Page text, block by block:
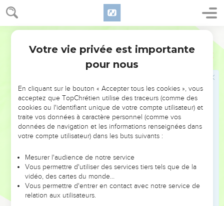
Josué 4
hors du Jourdain.
Et il arriva que comme les sacrificateurs qui portaient
l'arche de l'alliance de l'Éternel montèrent du milieu du
Jourdain, et que les plantes des pieds des sacrificateurs se
retirèrent sur le sec, les eaux du Jourdain retournèrent en
leur lieu, et coulèrent par-dessus tous ses bords comme
Et le peuple monta hors du Jourdain, le dixième jour du
premier mois ; et ils campèrent à Guilgal, à l'extrémité
orientale de Jéricho.
Et ces douze pierres qu'ils avaient prises du Jourdain,
Et il parla aux fils d'Israël, disant : Lorsque dans l'avenir vos
fils interrogeront leurs pères, disant : Que sont ces pierres ?
vous instruirez vos fils, en disant : Israël a passé ce
Jourdain à sec, parce que l'Éternel,
Votre vie privée est importante
pour nous
En cliquant sur le bouton « Accepter tous les cookies », vous
acceptez que TopChrétien utilise des traceurs (comme des
cookies ou l'identifiant unique de votre compte utilisateur) et
traite vos données à caractère personnel (comme vos
données de navigation et les informations renseignées dans
votre compte utilisateur) dans les buts suivants :
Mesurer l'audience de notre service
Vous permettre d'utiliser des services tiers tels que de la
vidéo, des cartes du monde…
Vous permettre d'entrer en contact avec notre service de
relation aux utilisateurs.